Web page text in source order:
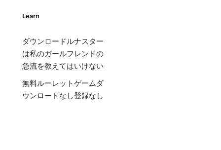
Learn
ダウンロードルナスター
は私のガールフレンドの
急流を教えてはいけない
無料ルーレットゲームダ
ウンロードなし登録なし